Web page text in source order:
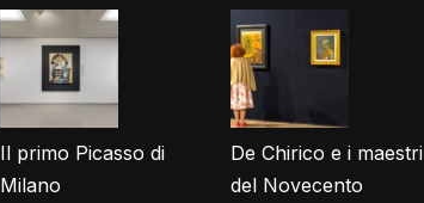
Il primo Picasso di
Milano
De Chirico e i maestri
del Novecento